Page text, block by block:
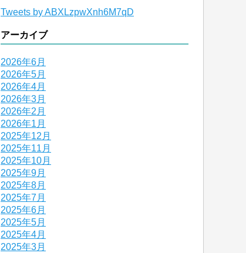
Tweets by ABXLzpwXnh6M7qD
アーカイブ
2026年6月
2026年5月
2026年4月
2026年3月
2026年2月
2026年1月
2025年12月
2025年11月
2025年10月
2025年9月
2025年8月
2025年7月
2025年6月
2025年5月
2025年4月
2025年3月